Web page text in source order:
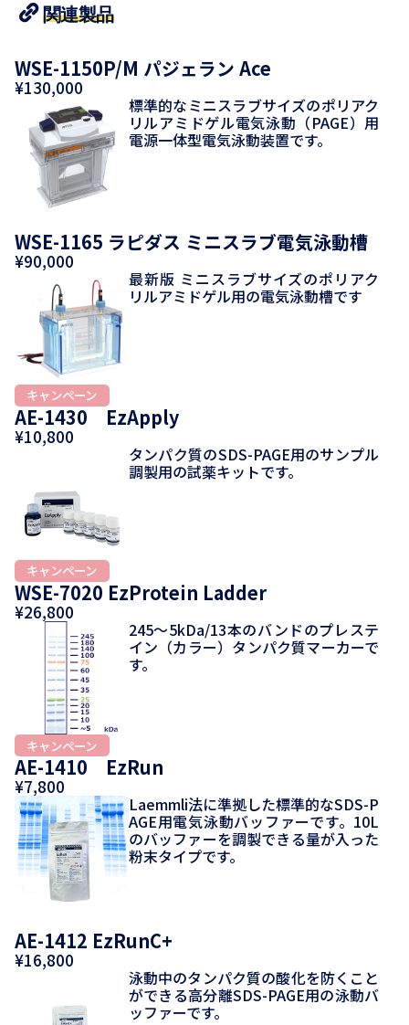
関連製品
WSE-1150P/M パジェラン Ace
¥130,000
標準的なミニスラブサイズのポリアク
リルアミドゲル電気泳動（PAGE）用
電源一体型電気泳動装置です。
WSE-1165 ラピダス ミニスラブ電気泳動槽
¥90,000
最新版 ミニスラブサイズのポリアク
リルアミドゲル用の電気泳動槽です
AE-1430 EzApply
¥10,800
タンパク質のSDS-PAGE用のサンプル
調製用の試薬キットです。
WSE-7020 EzProtein Ladder
¥26,800
245～5kDa/13本のバンドのプレステ
イン（カラー）タンパク質マーカーで
す。
AE-1410 EzRun
¥7,800
Laemmli法に準拠した標準的なSDS-P
AGE用電気泳動バッファーです。10L
のバッファーを調製できる量が入った
粉末タイプです。
AE-1412 EzRunC+
¥16,800
泳動中のタンパク質の酸化を防くこと
ができる高分離SDS-PAGE用の泳動バ
ッファーです。